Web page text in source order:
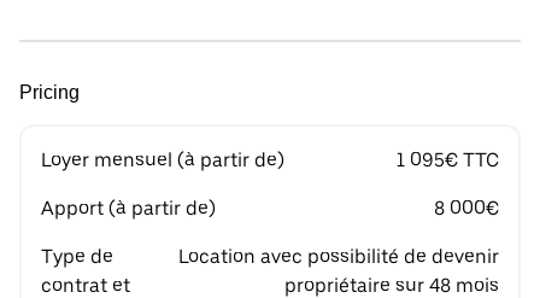
Pricing
Loyer mensuel (à partir de) 1 095€ TTC
Apport (à partir de) 8 000€
Type de
contrat et
Location avec possibilité de devenir
propriétaire sur 48 mois